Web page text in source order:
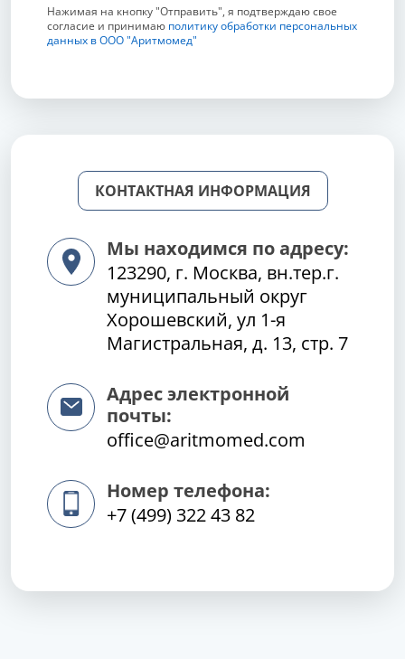
Нажимая на кнопку "Отправить", я подтверждаю свое
согласие и принимаю политику обработки персональных
данных в ООО "Аритмомед"
КОНТАКТНАЯ ИНФОРМАЦИЯ
Мы находимся по адресу:
123290, г. Москва, вн.тер.г.
муниципальный округ
Хорошевский, ул 1-я
Магистральная, д. 13, стр. 7
Адрес электронной
почты:
office@aritmomed.com
Номер телефона:
+7 (499) 322 43 82